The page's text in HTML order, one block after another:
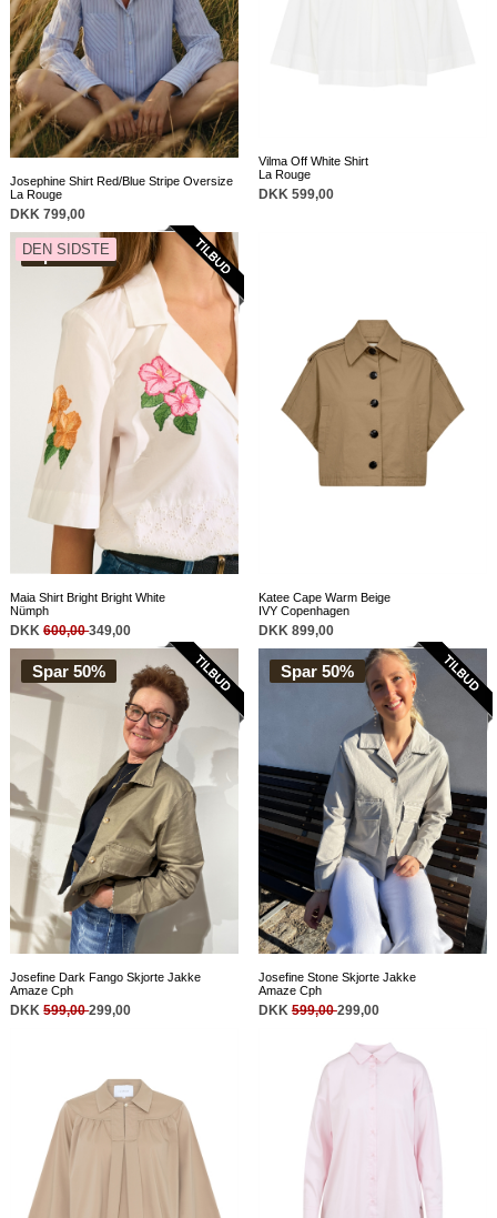
Josephine Shirt Red/Blue Stripe Oversize
La Rouge
DKK 799,00
Vilma Off White Shirt
La Rouge
DKK 599,00
DEN SIDSTE
Spar 42%
Maia Shirt Bright Bright White
Nümph
DKK600,00349,00
Katee Cape Warm Beige
IVY Copenhagen
DKK 899,00
Spar 50%
Josefine Dark Fango Skjorte Jakke
Amaze Cph
DKK599,00299,00
Spar 50%
Josefine Stone Skjorte Jakke
Amaze Cph
DKK 599,00299,00